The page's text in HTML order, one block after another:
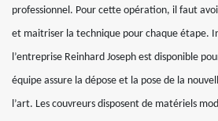
professionnel. Pour cette opération, il faut
et maitriser la technique pour chaque étape.
l’entreprise Reinhard Joseph est disponible
équipe assure la dépose et la pose de la
l’art. Les couvreurs disposent de matériels